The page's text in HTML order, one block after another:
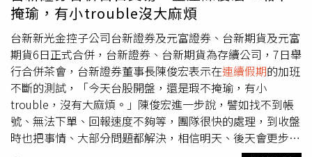
期為12月19日到12月27日。● 2027跨年｜2027年01月01
日（五）請4天（12月28日到12月31日）休10天 →
假期為12月25日到2026年01月03日。（併行憲紀念日連
假）特別提醒，上述假期主要是針對採「見紅就休」制度的
勞工朋友，部分行業可能不適用。若想避開人潮，建議錯開
連續假期安排出遊，以免人擠人影響旅遊品質。更多三立新
聞網報導． 出國注意！燃油附加費今起調漲 長程航線
「最高飆破3700元」． 【一文看懂】出國快看！現金逾
「這數字」未申報恐沒收 7大禁令曝光． 5筆旅遊補助快
掩瑜，有小trouble沒大麻煩
台新新光金控子公司台新證券及元富證券、台新期貨及元富
期貨6日正式合併，台新證券、台新期貨為存續公司，7日舉
行合併茶會，台新證券董事長陳俊宏表示在連續假期的加班
不斷的測試，「今天台股開盤，還是瑕不掩瑜，有小
trouble，沒有大麻煩。」陳俊宏進一步說，譬如找不到帳
號、無法下單、回報速度不夠等，團隊很快的處理，到收盤
時也把事情、大部分問題都解決，相信明天、後天會更步入